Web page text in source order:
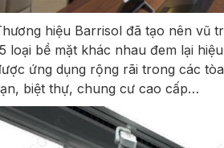
hiệu Barrisol đã tạo nên vũ
loại bề mặt khác nhau đem lại
ứng dụng rộng rãi trong các
biệt thự, chung cư cao cấp…